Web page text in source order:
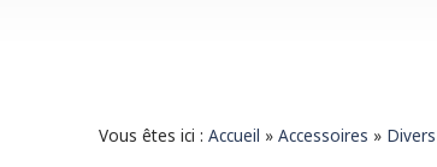
Vous êtes ici : Accueil » Accessoires » Divers